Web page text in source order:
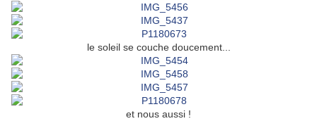
le soleil se couche doucement...
et nous aussi !